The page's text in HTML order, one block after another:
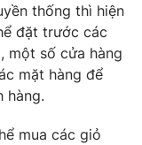
Việt
bằng AI
thống thì hiện
đặt trước các
một số cửa hàng
mặt hàng để
hàng.
mua các giỏ